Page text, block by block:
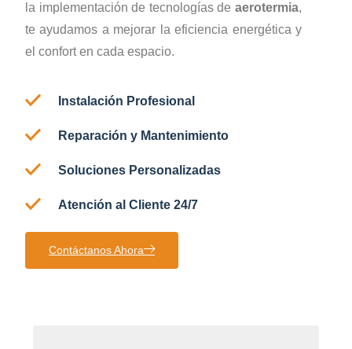
la implementación de tecnologías de aerotermia,
te ayudamos a mejorar la eficiencia energética y
el confort en cada espacio.
Instalación Profesional
Reparación y Mantenimiento
Soluciones Personalizadas
Atención al Cliente 24/7
Contáctanos Ahora